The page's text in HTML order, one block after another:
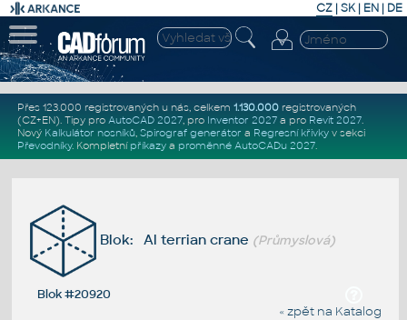
CZ | SK| EN | DE
Přes 123.000 registrovaných u nás, celkem 1.130.000registrovaných
(CZ+EN). Tipy pro AutoCAD 2027, pro Inventor 2027a pro Revit 2027.
Nový Kalkulátor nosníků, Spirograf generátor a Regresní křivkyv sekci
Převodníky. Kompletní příkazya proměnné AutoCADu 2027.
Blok: Al terrian crane (Průmyslová)
Blok #20920
« zpět na Katalog